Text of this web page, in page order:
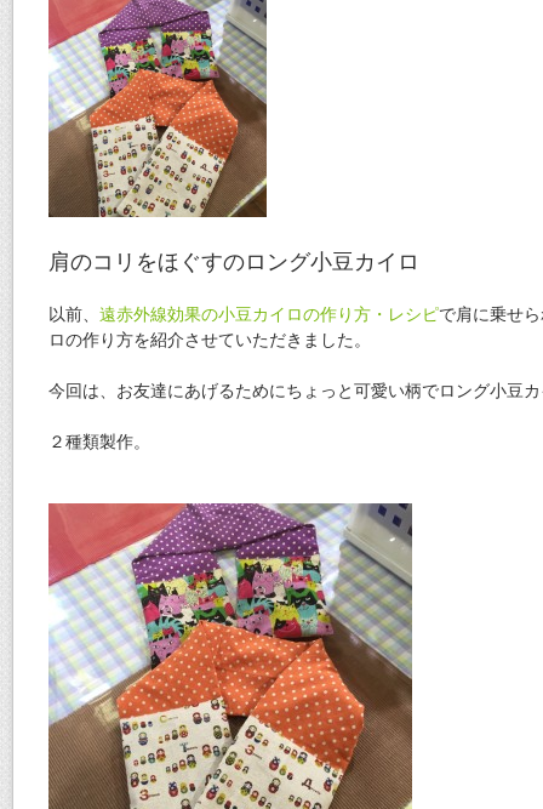
肩のコリをほぐすのロング小豆カイロ
以前、 遠赤外線効果の小豆カイロの作り方・レシピで肩に乗せ
ロの作り方を紹介させていただきました。
今回は、お友達にあげるためにちょっと可愛い柄でロング小豆
２種類製作。